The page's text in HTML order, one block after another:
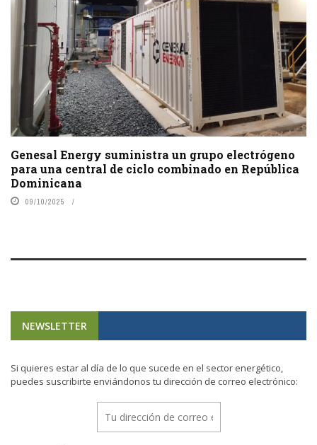
Genesal Energy suministra un grupo electrógeno
para una central de ciclo combinado en República
Dominicana
09/10/2025
NEWSLETTER
Si quieres estar al día de lo que sucede en el sector energético,
puedes suscribirte enviándonos tu dirección de correo electrónico: